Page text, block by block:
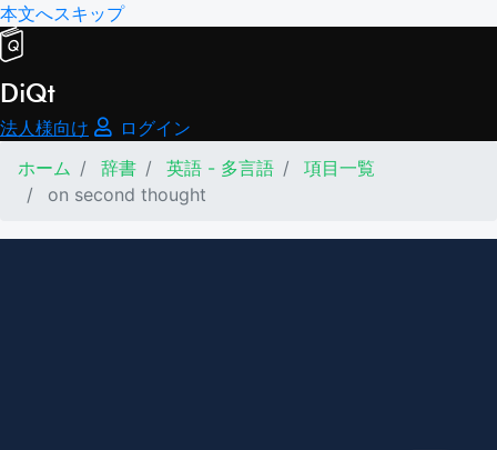
本文へスキップ
DiQt
法人様向け
ログイン
ホーム
辞書 英語 - 多言語
項目一覧
on second thought